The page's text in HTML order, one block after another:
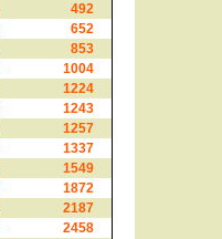
492
652
853
1004
1224
1243
1257
1337
1549
1872
2187
2458